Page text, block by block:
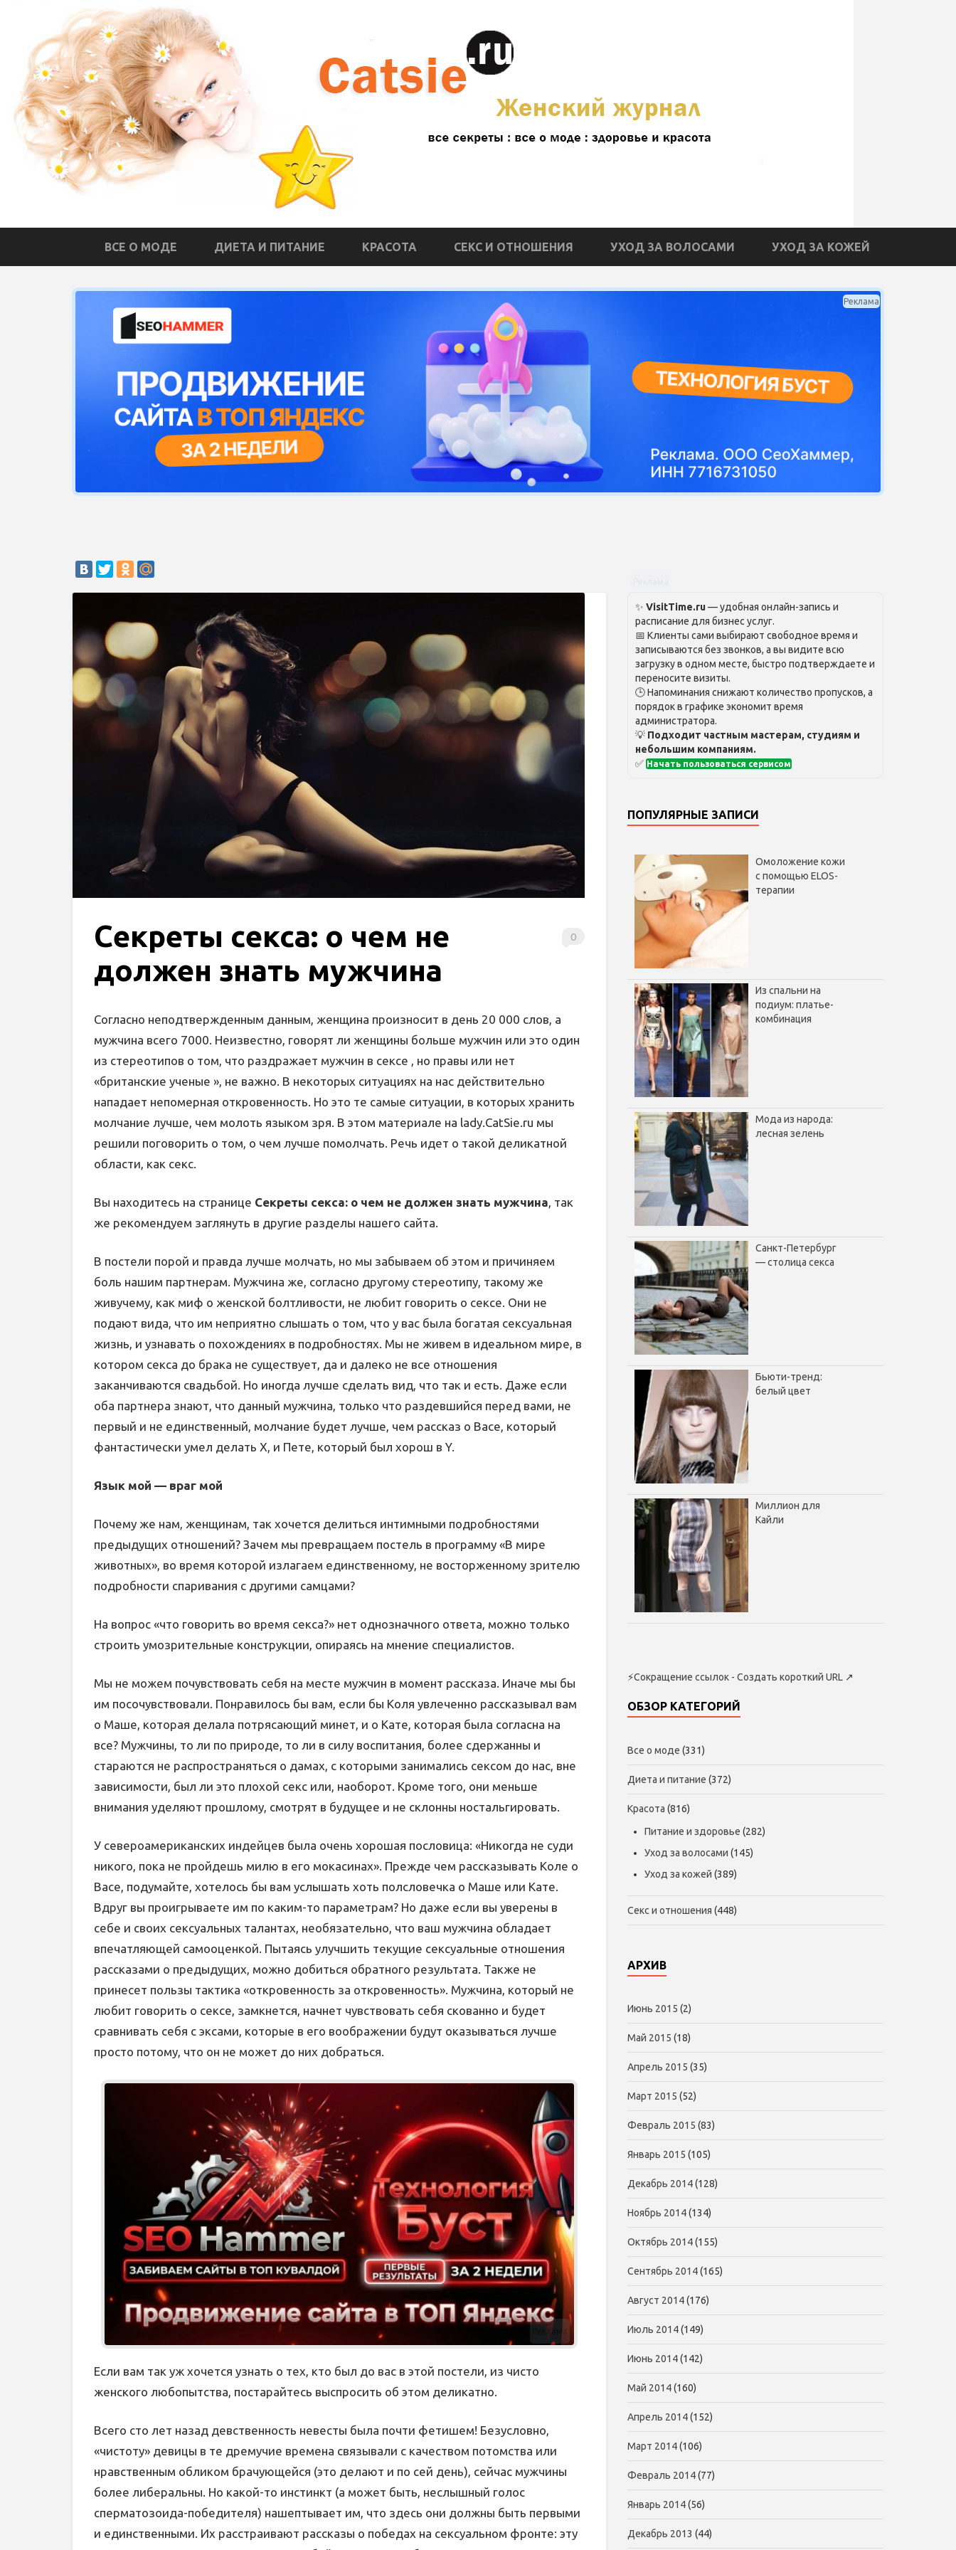
ВСЕ О МОДЕ ДИЕТА И ПИТАНИЕ КРАСОТА СЕКС И ОТНОШЕНИЯ УХОД ЗА ВОЛОСАМИ УХОД ЗА КОЖЕЙ
Реклама
0
Секреты секса: о чем не
должен знать мужчина
Согласно неподтвержденным данным, женщина произносит в день 20 000 слов, а
мужчина всего 7000. Неизвестно, говорят ли женщины больше мужчин или это один
из стереотипов о том, что раздражает мужчин в сексе , но правы или нет
«британские ученые », не важно. В некоторых ситуациях на нас действительно
нападает непомерная откровенность. Но это те самые ситуации, в которых хранить
молчание лучше, чем молоть языком зря. В этом материале на lady.CatSie.ru мы
решили поговорить о том, о чем лучше помолчать. Речь идет о такой деликатной
области, как секс.
Вы находитесь на странице Секреты секса: о чем не должен знать мужчина, так
же рекомендуем заглянуть в другие разделы нашего сайта.
В постели порой и правда лучше молчать, но мы забываем об этом и причиняем
боль нашим партнерам. Мужчина же, согласно другому стереотипу, такому же
живучему, как миф о женской болтливости, не любит говорить о сексе. Они не
подают вида, что им неприятно слышать о том, что у вас была богатая сексуальная
жизнь, и узнавать о похождениях в подробностях. Мы не живем в идеальном мире, в
котором секса до брака не существует, да и далеко не все отношения
заканчиваются свадьбой. Но иногда лучше сделать вид, что так и есть. Даже если
оба партнера знают, что данный мужчина, только что раздевшийся перед вами, не
первый и не единственный, молчание будет лучше, чем рассказ о Васе, который
фантастически умел делать X, и Пете, который был хорош в Y.
Язык мой — враг мой
Почему же нам, женщинам, так хочется делиться интимными подробностями
предыдущих отношений? Зачем мы превращаем постель в программу «В мире
животных», во время которой излагаем единственному, не восторженному зрителю
подробности спаривания с другими самцами?
На вопрос «что говорить во время секса?» нет однозначного ответа, можно только
строить умозрительные конструкции, опираясь на мнение специалистов.
Мы не можем почувствовать себя на месте мужчин в момент рассказа. Иначе мы бы
им посочувствовали. Понравилось бы вам, если бы Коля увлеченно рассказывал вам
о Маше, которая делала потрясающий минет, и о Кате, которая была согласна на
все? Мужчины, то ли по природе, то ли в силу воспитания, более сдержанны и
стараются не распространяться о дамах, с которыми занимались сексом до нас, вне
зависимости, был ли это плохой секс или, наоборот. Кроме того, они меньше
внимания уделяют прошлому, смотрят в будущее и не склонны ностальгировать.
У североамериканских индейцев была очень хорошая пословица: «Никогда не суди
никого, пока не пройдешь милю в его мокасинах». Прежде чем рассказывать Коле о
Васе, подумайте, хотелось бы вам услышать хоть полсловечка о Маше или Кате.
Вдруг вы проигрываете им по каким-то параметрам? Но даже если вы уверены в
себе и своих сексуальных талантах, необязательно, что ваш мужчина обладает
впечатляющей самооценкой. Пытаясь улучшить текущие сексуальные отношения
рассказами о предыдущих, можно добиться обратного результата. Также не
принесет пользы тактика «откровенность за откровенность». Мужчина, который не
любит говорить о сексе, замкнется, начнет чувствовать себя скованно и будет
сравнивать себя с эксами, которые в его воображении будут оказываться лучше
просто потому, что он не может до них добраться.
Реклама
Если вам так уж хочется узнать о тех, кто был до вас в этой постели, из чисто
женского любопытства, постарайтесь выспросить об этом деликатно.
Всего сто лет назад девственность невесты была почти фетишем! Безусловно,
«чистоту» девицы в те дремучие времена связывали с качеством потомства или
нравственным обликом брачующейся (это делают и по сей день), сейчас мужчины
более либеральны. Но какой-то инстинкт (а может быть, неслышный голос
сперматозоида-победителя) нашептывает им, что здесь они должны быть первыми
и единственными. Их расстраивают рассказы о победах на сексуальном фронте: эту
✨ VisitTime.ru— удобная онлайн-запись и
расписание для бизнес услуг.
📅 Клиенты сами выбирают свободное время и
записываются без звонков, а вы видите всю
загрузку в одном месте, быстро подтверждаете и
переносите визиты.
🕒 Напоминания снижают количество пропусков, а
порядок в графике экономит время
администратора.
💡 Подходит частным мастерам, студиям и
небольшим компаниям.
✅ Начать пользоваться сервисом
ПОПУЛЯРНЫЕ ЗАПИСИ
Омоложение кожи
с помощью ELOS-
терапии
Из спальни на
подиум: платье-
комбинация
Мода из народа:
лесная зелень
Санкт-Петербург
— столица секса
Бьюти-тренд:
белый цвет
Миллион для
Кайли
⚡Сокращение ссылок - Создать короткий URL ↗
ОБЗОР КАТЕГОРИЙ
Все о моде (331)
Диета и питание (372)
Красота (816)
Питание и здоровье (282)
Уход за волосами (145)
Уход за кожей (389)
Секс и отношения (448)
АРХИВ
Июнь 2015 (2)
Май 2015 (18)
Апрель 2015 (35)
Март 2015 (52)
Февраль 2015 (83)
Январь 2015 (105)
Декабрь 2014(128)
Ноябрь 2014(134)
Октябрь 2014(155)
Сентябрь 2014(165)
Август 2014(176)
Июль 2014(149)
Июнь 2014(142)
Май 2014(160)
Апрель 2014(152)
Март 2014(106)
Февраль 2014(77)
Январь 2014(56)
Декабрь 2013 (44)